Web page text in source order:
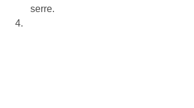
serre.